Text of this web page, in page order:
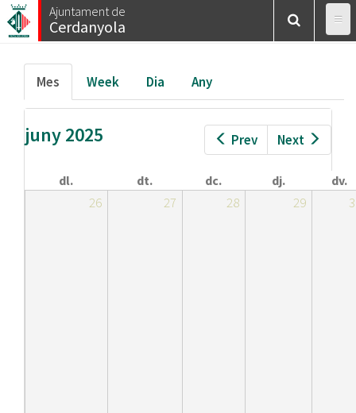
Vés
al
Ajuntament de
Cerdanyola
Esteu
aquí
Inici Calendar/Mes
Pestanyes
primàries
Mes (pestanya
activa)
Week Dia Any
Prev Next
juny 2025
dl. dt. dc. dj. dv.
26 27 28 29